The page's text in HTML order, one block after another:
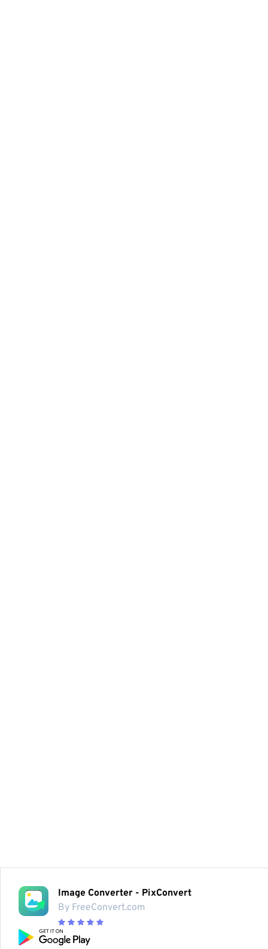
Image Converter - PixConvert
By FreeConvert.com